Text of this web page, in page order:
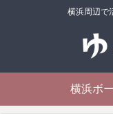
横浜周辺で
横浜ボ